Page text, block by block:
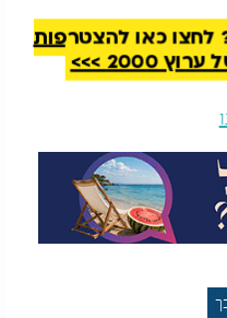
לאחר שהייה בחוץ,
בבדיקה הגופנית או
של דרכי הנשימה
עלול להפוך עבור
עונתיים ולמחלות
לחצו כאן להצטרפות
>>>